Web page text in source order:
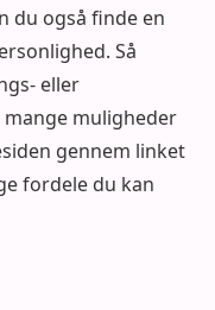
du også finde en
Så
eller
muligheder
gennem linket
fordele du kan